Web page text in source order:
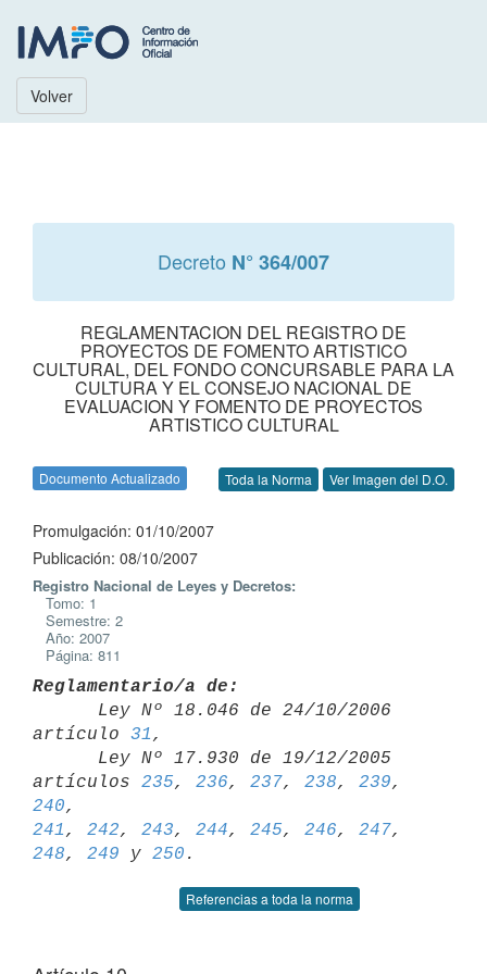
Volver
Decreto N° 364/007
REGLAMENTACION DEL REGISTRO DE
PROYECTOS DE FOMENTO ARTISTICO
CULTURAL, DEL FONDO CONCURSABLE PARA LA
CULTURA Y EL CONSEJO NACIONAL DE
EVALUACION Y FOMENTO DE PROYECTOS
ARTISTICO CULTURAL
Documento Actualizado Toda la Norma Ver Imagen del D.O.
Promulgación: 01/10/2007
Publicación: 08/10/2007
Registro Nacional de Leyes y Decretos:
Tomo: 1
Semestre: 2
Año: 2007
Página: 811
Reglamentario/a de:
artículo 31 ,
artículos 235, 236, 237, 238, 239
240
241 , 242, 243, 244, 245, 246, 247
248, 249 y 250
Referencias a toda la norma